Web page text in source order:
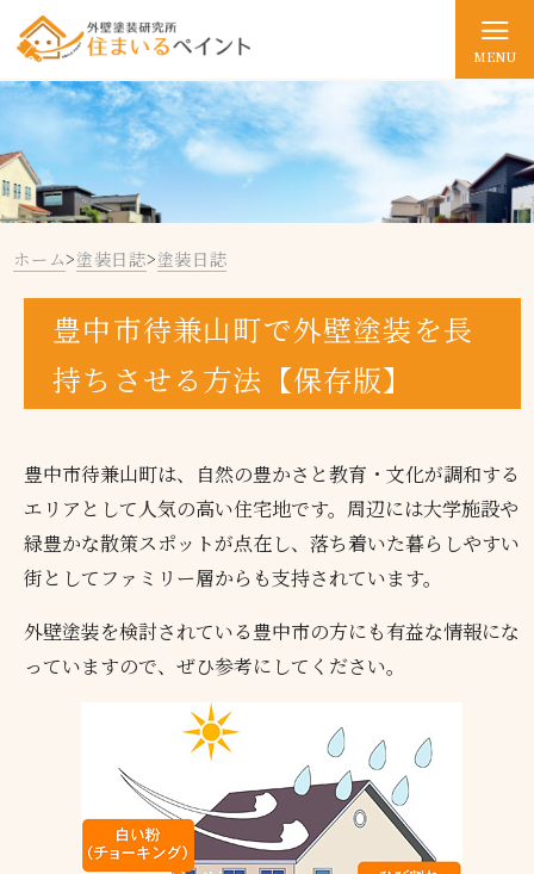
MENU
ホーム>塗装日誌>塗装日誌
豊中市待兼山町で外壁塗装を長
持ちさせる方法【保存版】
豊中市待兼山町は、自然の豊かさと教育・文化が調和する
エリアとして人気の高い住宅地です。周辺には大学施設や
緑豊かな散策スポットが点在し、落ち着いた暮らしやすい
街としてファミリー層からも支持されています。
外壁塗装を検討されている豊中市の方にも有益な情報にな
っていますので、ぜひ参考にしてください。